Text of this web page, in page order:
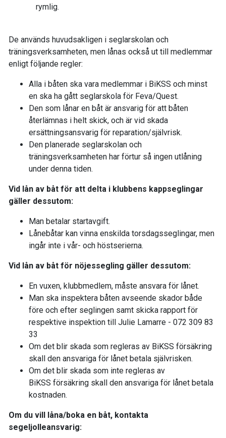
rymlig.
De används huvudsakligen i seglarskolan och
träningsverksamheten, men lånas också ut till medlemmar
enligt följande regler:
Alla i båten ska vara medlemmar i BiKSS och minst
en ska ha gått seglarskola för Feva/Quest.
Den som lånar en båt är ansvarig för att båten
återlämnas i helt skick, och är vid skada
ersättningsansvarig för reparation/självrisk.
Den planerade seglarskolan och
träningsverksamheten har förtur så ingen utlåning
under denna tiden.
Vid lån av båt för att delta i klubbens kappseglingar
gäller dessutom:
Man betalar startavgift.
Lånebåtar kan vinna enskilda torsdagsseglingar, men
ingår inte i vår- och höstserierna.
Vid lån av båt för nöjessegling gäller dessutom:
En vuxen, klubbmedlem, måste ansvara för lånet.
Man ska inspektera båten avseende skador både
före och efter seglingen samt skicka rapport för
respektive inspektion till Julie Lamarre - 072 309 83
33
Om det blir skada som regleras av BiKSS försäkring
skall den ansvariga för lånet betala självrisken.
Om det blir skada som inte regleras av
BiKSS försäkring skall den ansvariga för lånet betala
kostnaden.
Om du vill låna/boka en båt, kontakta
segeljolleansvarig: